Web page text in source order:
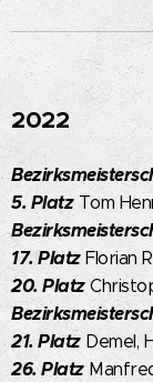
2022
5. PlatzTom
17. PlatzFlorian
20. Platz
21. PlatzDemel,
26. Platz